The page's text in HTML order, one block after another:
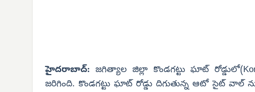
హైదరాబాద్: జగిత్యాల జిల్లా కొండగట్టు ఘాట్
జరిగింది. కొండగట్టు ఘాట్ రోడ్డు దిగుతున్న ఆటో సైట్ వాల్